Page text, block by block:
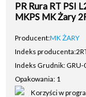
PR Rura RT PSI
MKPS MK Żary
Producent:MK ŻARY
Indeks producenta:
Indeks Grudnik:
Opakowania: 1
Korzyści w